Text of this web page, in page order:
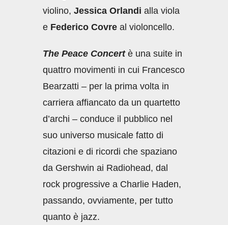
violino, Jessica Orlandi alla viola
e Federico Covre al violoncello.
The Peace Concertè una suite in
quattro movimenti in cui Francesco
Bearzatti – per la prima volta in
carriera affiancato da un quartetto
d’archi – conduce il pubblico nel
suo universo musicale fatto di
citazioni e di ricordi che spaziano
da Gershwin ai Radiohead, dal
rock progressive a Charlie Haden,
passando, ovviamente, per tutto
quanto è jazz.